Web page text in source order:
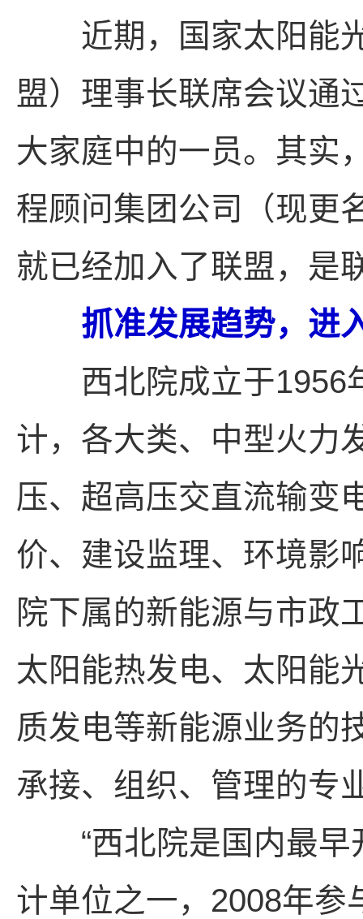
近期，国家太阳能光
盟）理事长联席会议通
大家庭中的一员。其实
程顾问集团公司（现更
就已经加入了联盟，是
抓准发展趋势，进
西北院成立于1956
计，各大类、中型火力
压、超高压交直流输变
价、建设监理、环境影
院下属的新能源与市政
太阳能热发电、太阳能
质发电等新能源业务的
承接、组织、管理的专
“西北院是国内最早
计单位之一，2008年参